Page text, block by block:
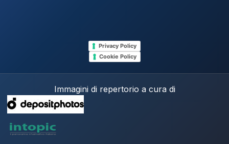
Privacy Policy
Cookie Policy
Immagini di repertorio a cura di